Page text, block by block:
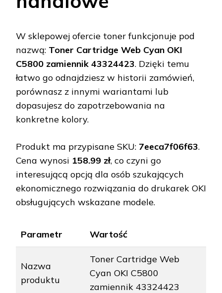
W sklepowej ofercie toner funkcjonuje pod
nazwą: Toner Cartridge Web Cyan OKI
C5800 zamiennik 43324423. Dzięki temu
łatwo go odnajdziesz w historii zamówień,
porównasz z innymi wariantami lub
dopasujesz do zapotrzebowania na
konkretne kolory.
Produkt ma przypisane SKU: 7eeca7f06f63.
Cena wynosi 158.99 zł, co czyni go
interesującą opcją dla osób szukających
ekonomicznego rozwiązania do drukarek OKI
obsługujących wskazane modele.
Parametr Wartość
Nazwa
produktu
Toner Cartridge Web
Cyan OKI C5800
zamiennik 43324423